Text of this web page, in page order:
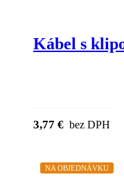
Kábel s
3,77 € bez DPH
NA OBJEDNÁVKU